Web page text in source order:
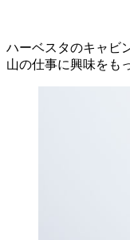
ハーベスタのキャビ
山の仕事に興味をも